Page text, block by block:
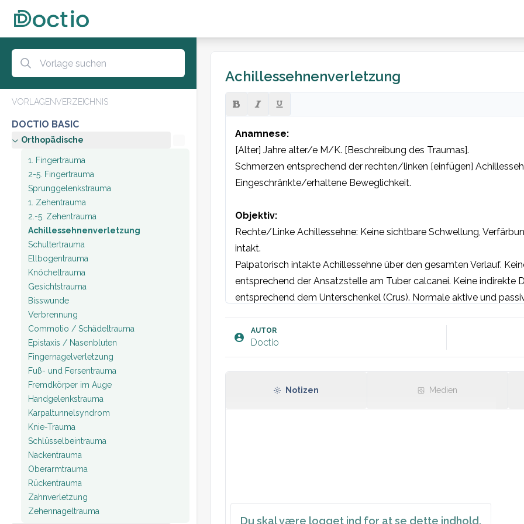
VORLAGENVERZEICHNIS
DOCTIO BASIC
Orthopädische
1. Fingertrauma
2-5. Fingertrauma
Sprunggelenkstrauma
1. Zehentrauma
2.-5. Zehentrauma
Achillessehnenverletzung
Schultertrauma
Ellbogentrauma
Knöcheltrauma
Gesichtstrauma
Bisswunde
Verbrennung
Commotio / Schädeltrauma
Epistaxis / Nasenbluten
Fingernagelverletzung
Fuß- und Fersentrauma
Fremdkörper im Auge
Handgelenkstrauma
Karpaltunnelsyndrom
Knie-Trauma
Schlüsselbeintrauma
Nackentrauma
Oberarmtrauma
Rückentrauma
Zahnverletzung
Zehennageltrauma
Achillessehnenverletzung
Anamnese:
[Alter] Jahre alter/e M/K. [Beschreibung des Traumas].
Schmerzen entsprechend der rechten/linken [einfügen]
Eingeschränkte/erhaltene Beweglichkeit.
Objektiv:
Rechte/Linke Achillessehne: Keine sichtbare Schwellung,
Palpatorisch intakte Achillessehne über den gesamten Verlauf.
entsprechend der Ansatzstelle am Tuber calcanei. Keine indirekte
entsprechend dem Unterschenkel (Crus). Normale aktive und
Normaler Matles- und Thompsons-Test. Neurovaskuläre
Du skal være logget ind for at se dette indhold.
AUTOR
Doctio
Notizen Medien